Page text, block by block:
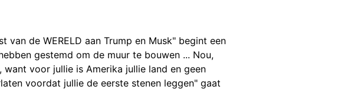
van de WERELD aan Trump en Musk" begint een
gestemd om de muur te bouwen ... Nou,
voor jullie is Amerika jullie land en geen
voordat jullie de eerste stenen leggen" gaat